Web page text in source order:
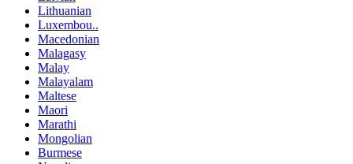
Lithuanian
Luxembou..
Macedonian
Malagasy
Malay
Malayalam
Maltese
Maori
Marathi
Mongolian
Burmese